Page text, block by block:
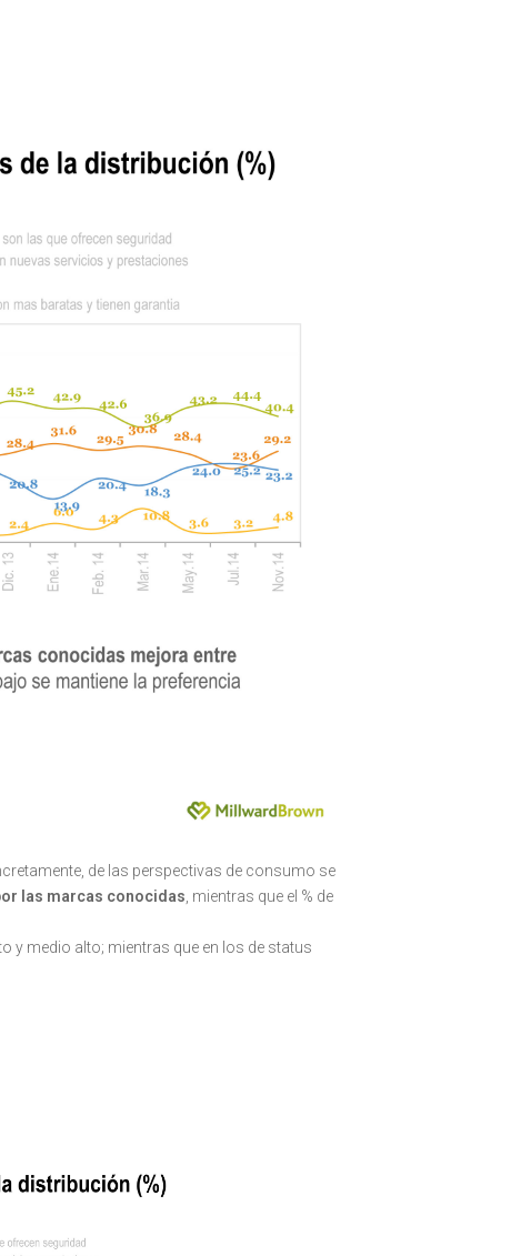
de las perspectivas de consumo se
las marcas conocidas , mientras que el % de
y medio alto; mientras que en los de status